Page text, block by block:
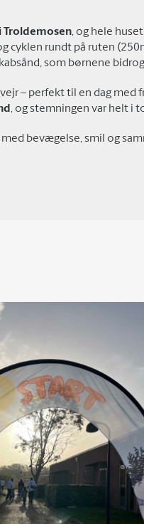
i Troldemosen, og hele
cyklen rundt på ruten
som børnene
– perfekt til en dag med
, og stemningen var helt i
bevægelse, smil og